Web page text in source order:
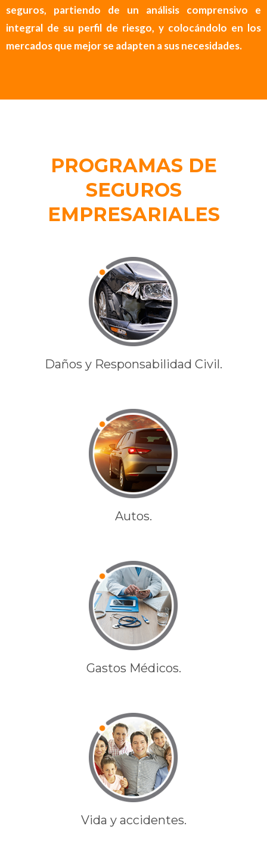
seguros, partiendo de un análisis comprensivo e
integral de su perfil de riesgo, y colocándolo en los
mercados que mejor se adapten a sus necesidades.
PROGRAMAS DE
SEGUROS
EMPRESARIALES
Daños y Responsabilidad Civil.
Autos.
Gastos Médicos.
Vida y accidentes.